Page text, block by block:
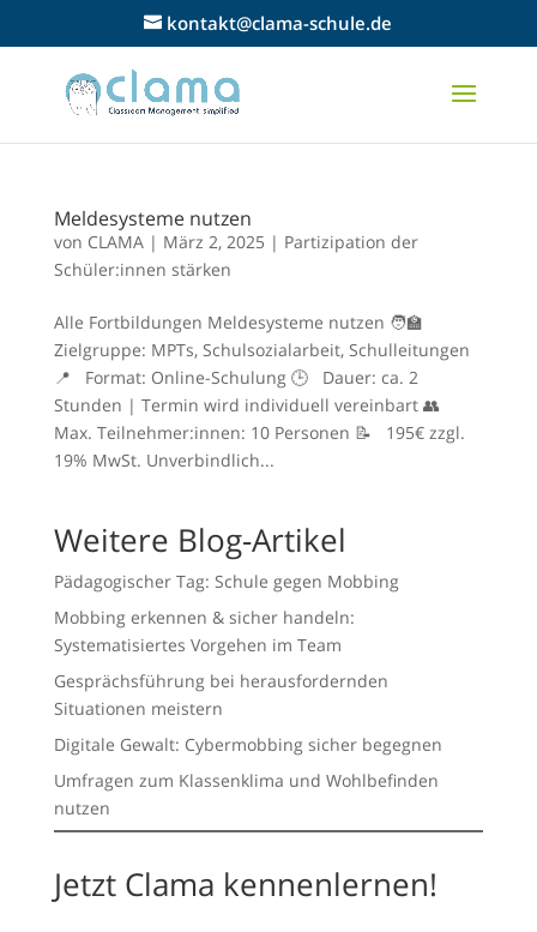
kontakt@clama-schule.de
Meldesysteme nutzen
von CLAMA| März 2, 2025 | Partizipation der
Schüler:innen stärken
Alle Fortbildungen Meldesysteme nutzen 🧑‍🏫
Zielgruppe: MPTs, Schulsozialarbeit, Schulleitungen
📍 Format: Online-Schulung 🕒 Dauer: ca. 2
Stunden | Termin wird individuell vereinbart 👥
Max. Teilnehmer:innen: 10 Personen 📝 195€ zzgl.
19% MwSt. Unverbindlich...
Weitere Blog-Artikel
Pädagogischer Tag: Schule gegen Mobbing
Mobbing erkennen & sicher handeln:
Systematisiertes Vorgehen im Team
Gesprächsführung bei herausfordernden
Situationen meistern
Digitale Gewalt: Cybermobbing sicher begegnen
Umfragen zum Klassenklima und Wohlbefinden
nutzen
Jetzt Clama kennenlernen!